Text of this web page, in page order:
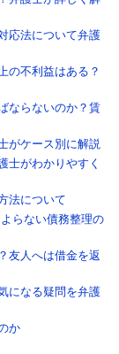
応法について弁護
の不利益はある？
ならないのか？賃
がケース別に解説
士がわかりやすく
法について
らない債務整理の
友人へは借金を返
になる疑問を弁護
か